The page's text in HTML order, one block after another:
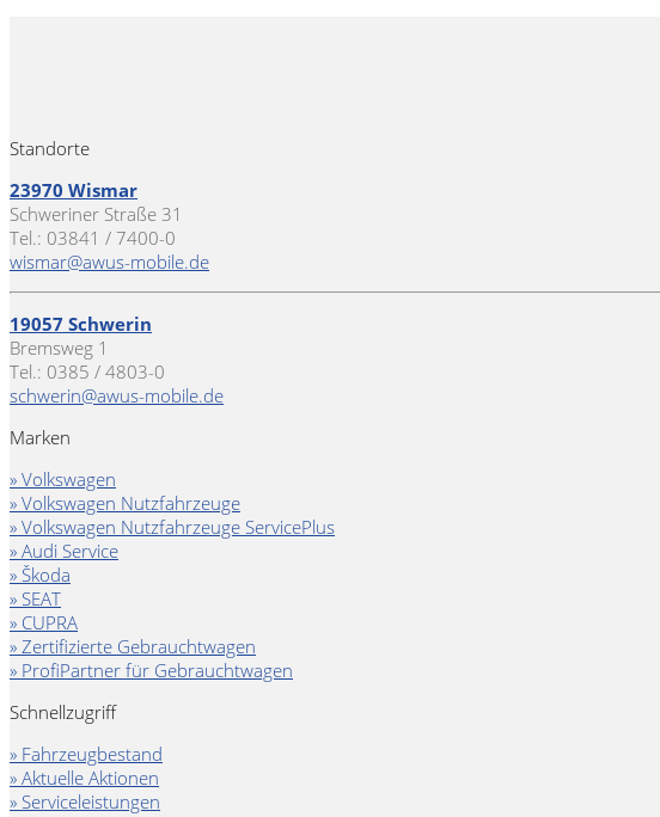
Standorte
23970 Wismar
Schweriner Straße 31
Tel.: 03841 / 7400-0
wismar@awus-mobile.de
19057 Schwerin
Bremsweg 1
Tel.: 0385 / 4803-0
schwerin@awus-mobile.de
Marken
» Volkswagen
» Volkswagen Nutzfahrzeuge
» Volkswagen Nutzfahrzeuge ServicePlus
» Audi Service
» Škoda
» SEAT
» CUPRA
» Zertifizierte Gebrauchtwagen
» ProfiPartner für Gebrauchtwagen
Schnellzugriff
» Fahrzeugbestand
» Aktuelle Aktionen
» Serviceleistungen